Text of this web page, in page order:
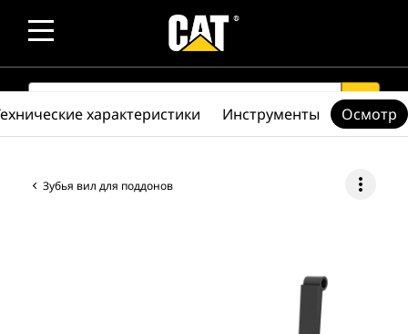
SEARCH search
Зубья вил для поддонов more_vert
характеристики Инструменты Осмотр